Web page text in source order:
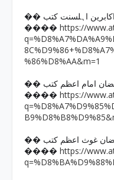
اکابرین اہلسنت کتب
���� https://
%86%D8%AA&m=1
فیضان امام اعظم کتب
���� https://
فیضان غوث اعظم کتب
���� https://